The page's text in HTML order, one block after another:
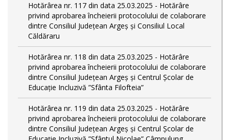
Hotărârea nr. 117 din data 25.03.2025 - Hotărâre
privind aprobarea încheierii protocolului de colaborare
dintre Consiliul Județean Argeș și Consiliul Local
Căldăraru
Hotărârea nr. 118 din data 25.03.2025 - Hotărâre
privind aprobarea încheierii protocolului de colaborare
dintre Consiliul Județean Argeș și Centrul Școlar de
Educație Incluzivă ”Sfânta Filofteia”
Hotărârea nr. 119 din data 25.03.2025 - Hotărâre
privind aprobarea încheierii protocolului de colaborare
dintre Consiliul Județean Argeș și Centrul Școlar de